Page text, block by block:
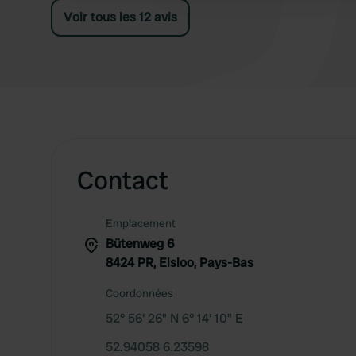
Voir tous les 12 avis
Contact
Emplacement
Bütenweg 6
8424 PR, Elsloo, Pays-Bas
Coordonnées
52° 56' 26" N 6° 14' 10" E
52.94058 6.23598